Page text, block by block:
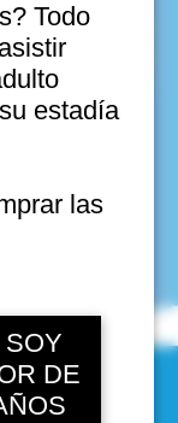
Todo
estadía
las
SOY
DE